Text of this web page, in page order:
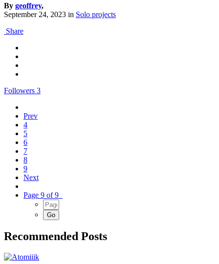
By geoffrey,
September 24, 2023 in Solo projects
Share
Followers 3
Prev
4
5
6
7
8
9
Next
Page 9 of 9
Recommended Posts